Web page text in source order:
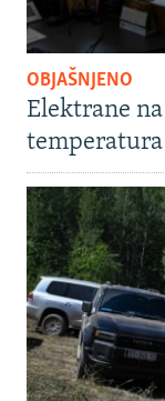
OBJAŠNJENO
Elektrane